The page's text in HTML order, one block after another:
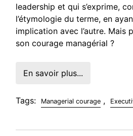
leadership et qui s’exprime,
l’étymologie du terme, en
implication avec l’autre. Mais
son courage managérial ?
En savoir plus...
Tags: Managerial courage ,